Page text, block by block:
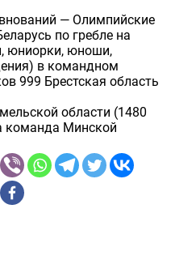
— Олимпийские
по гребле на
юниорки, юноши,
в командном
999 Брестская область
области (1480
команда Минской